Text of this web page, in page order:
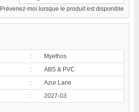
Prévenez-moi lorsque le produit est disponible
:
Myethos
:
ABS & PVC
:
Azur Lane
: 2027-03